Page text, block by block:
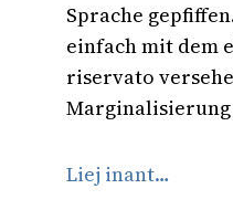
Sprache
einfach mit dem
riservato
Liej inant…